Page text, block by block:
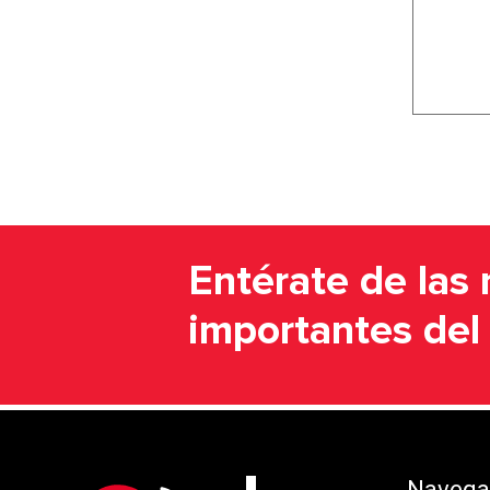
Entérate de las
importantes del